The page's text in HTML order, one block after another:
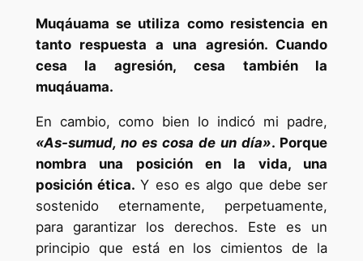
Muqáuama se utiliza como resistencia en
tanto respuesta a una agresión. Cuando
cesa la agresión, cesa también la
muqáuama.
En cambio, como bien lo indicó mi padre,
«As-sumud, no es cosa de un día». Porque
nombra una posición en la vida, una
posición ética.Y eso es algo que debe ser
sostenido eternamente, perpetuamente,
para garantizar los derechos. Este es un
principio que está en los cimientos de la